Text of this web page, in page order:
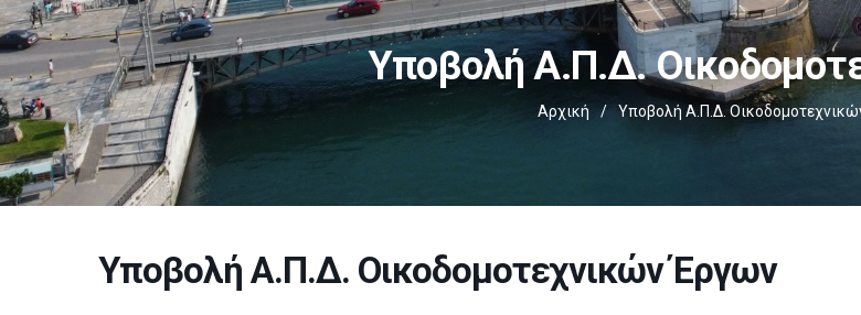
Υποβολή Α.Π.Δ.
Αρχική / Υποβολή Α.Π.Δ.
Υποβολή Α.Π.Δ. Οικοδομοτεχνικών Έργων